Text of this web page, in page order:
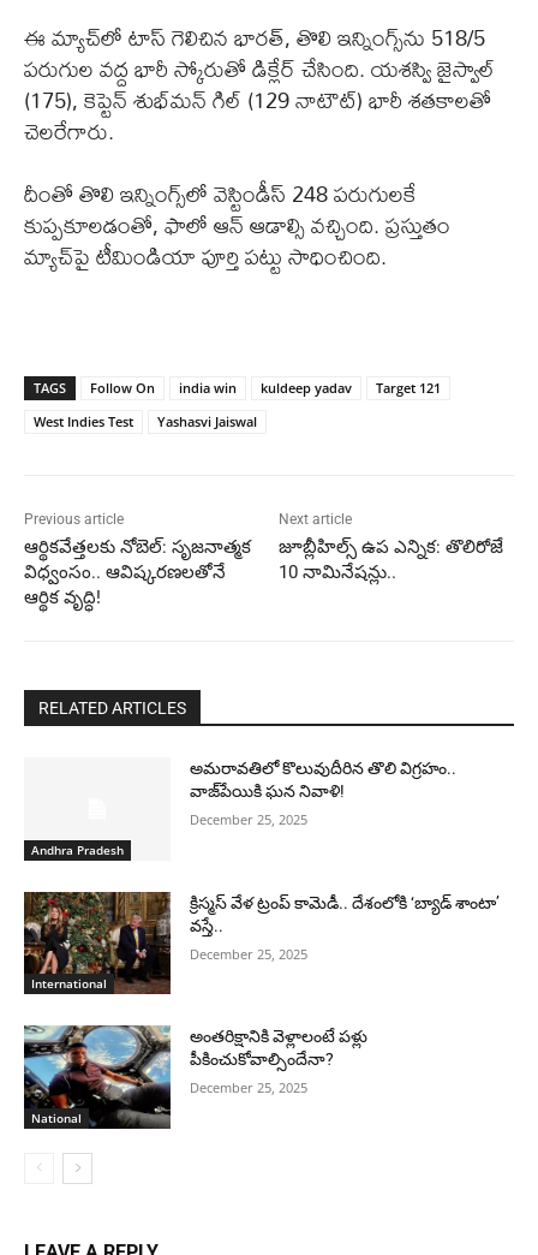
ఈ మ్యాచ్‌లో టాస్ గెలిచిన భారత్, తొలి ఇన్నింగ్స్‌ను 518/5
పరుగుల వద్ద భారీ స్కోరుతో డిక్లేర్ చేసింది. యశస్వి జైస్వాల్
(175), కెప్టెన్ శుభ్‌మన్ గిల్ (129 నాటౌట్) భారీ శతకాలతో
చెలరేగారు.
దీంతో తొలి ఇన్నింగ్స్‌లో వెస్టిండీస్ 248 పరుగులకే
కుప్పకూలడంతో, ఫాలో ఆన్ ఆడాల్సి వచ్చింది. ప్రస్తుతం
మ్యాచ్‌పై టీమిండియా పూర్తి పట్టు సాధించింది.
TAGS Follow On india win kuldeep yadav
Target 121
West Indies Test
Yashasvi Jaiswal
Previous article
ఆర్థికవేత్తలకు నోబెల్: సృజనాత్మక
విధ్వంసం.. ఆవిష్కరణలతోనే
ఆర్థిక వృద్ధి!
Next article
జూబ్లీహిల్స్ ఉప ఎన్నిక: తొలిరోజే
10 నామినేషన్లు..
RELATED ARTICLES
Andhra Pradesh
అమరావతిలో కొలువుదీరిన తొలి విగ్రహం..
వాజ్‌పేయికి ఘన నివాళి!
December 25, 2025
International
క్రిస్మస్ వేళ ట్రంప్ కామెడీ.. దేశంలోకి ‘బ్యాడ్ శాంటా’
వస్తే..
December 25, 2025
National
అంతరిక్షానికి వెళ్లాలంటే పళ్లు
పీకించుకోవాల్సిందేనా?
December 25, 2025